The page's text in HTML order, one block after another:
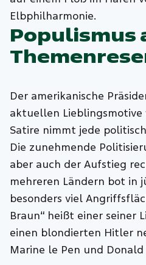
Elbphilharmonie.
Populismus
Der amerikanische
aktuellen Lieblingsmotive
Satire nimmt jede
Die zunehmende
aber auch der Aufstieg
mehreren Ländern bot in
besonders viel
Braun“ heißt einer seiner
einen blondierten Hitler
Marine le Pen und